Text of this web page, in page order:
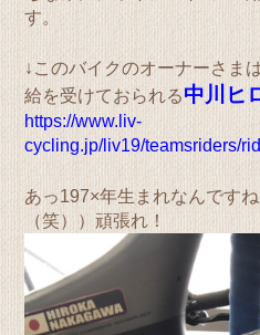
す。
↓このバイクのオーナーさま
給を受けておられる中川ヒ
https://www.liv-
cycling.jp/liv19/teamsriders/
あっ197×年生まれなんです
（笑））頑張れ！